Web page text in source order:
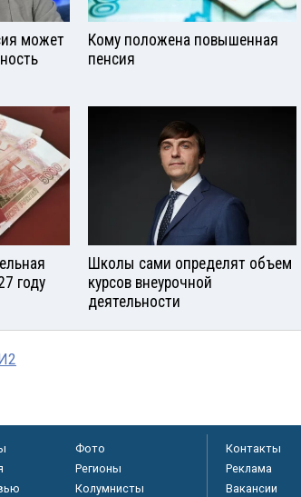
может
Кому положена повышенная
пенсия
году
Школы сами определят объем
курсов внеурочной
деятельности
Фото
Регионы
Колумнисты
Контакты
Реклама
Вакансии